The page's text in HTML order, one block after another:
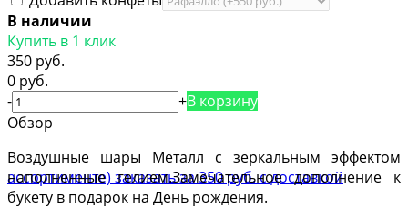
В наличии
Купить в 1 клик
350 руб.
0 руб.
-
+В корзину
Обзор
Воздушные шары Металл с зеркальным эффектом
наполненные гелием.Замечательное дополнение к
букету в подарок на День рождения.